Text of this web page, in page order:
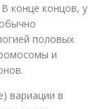
конце концов, у
половых
и
вариации в